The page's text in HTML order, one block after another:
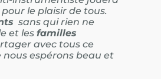
le plaisir de tous.
sans qui rien ne
et les familles
avec tous ce
espérons beau et